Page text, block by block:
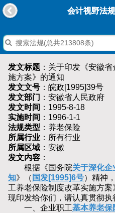
发文标题 ：关于印发《安徽
施方案》的通知
发文文号 ：皖政[1995]39号
发文部门 ：安徽省人民政府
发文时间 ：1995-8-18
实施时间 ：1996-1-1
法规类型 ：养老保险
所属行业 ：所有行业
所属区域 ：安徽
发文内容 ：
根据《国务院关于深化企
知》（ 国发[1995]6号）精神
工养老保险制度改革实施方案
现印发给你们，请认真贯彻执
一、企业职工基本养老保